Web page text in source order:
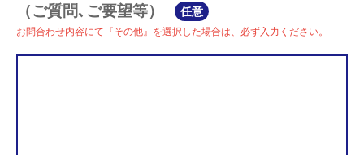
（ご質問､ご要望等）
任意
お問合わせ内容にて『その他』を選択した場合は、必ず入力ください。